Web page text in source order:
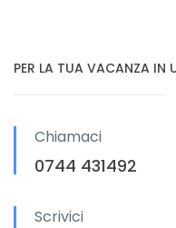
PER LA TUA VACANZA IN
Chiamaci
0744 431492
Scrivici